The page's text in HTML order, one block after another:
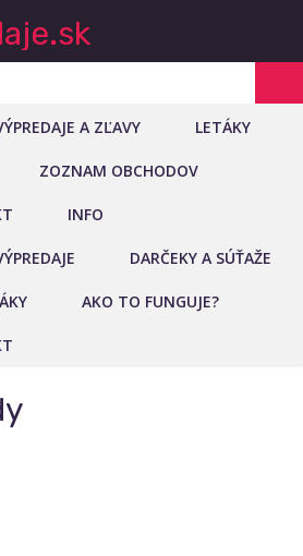
A ZĽAVY LETÁKY
ZOZNAM OBCHODOV
INFO
DARČEKY A SÚŤAŽE
AKO TO FUNGUJE?